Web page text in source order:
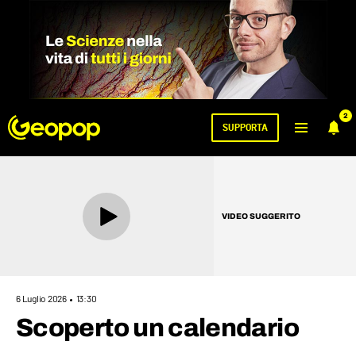
2
SUPPORTA
VIDEO SUGGERITO
6 Luglio 2026 13:30
Scoperto un calendario